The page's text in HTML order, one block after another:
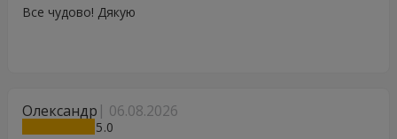
Все чудово! Дякую
Олександр 06.08.2026
5